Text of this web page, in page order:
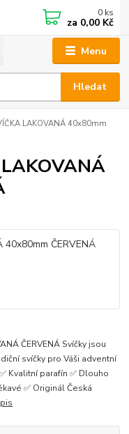
Menu
Hledat
0 ks
za 0,00 Kč
LAKOVANÁ 40x80mm
ČERVENÁ Svíčky jsou
svíčky pro Váši adventní
Kvalitní parafín ✅ Dlouho
✅ Originál Česká